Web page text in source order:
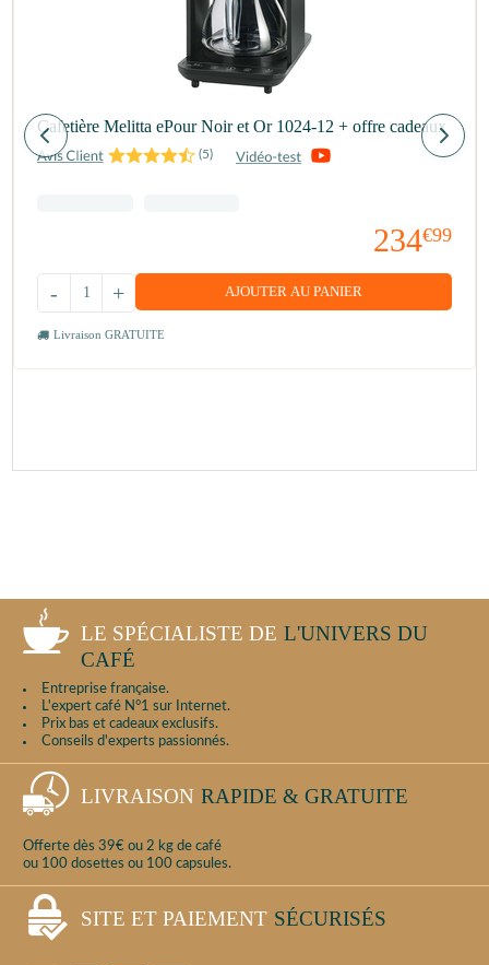
Cafetière Melitta ePour Noir et Or 1024-12 + offre cadeaux
(5)
234€99
+
- AJOUTER AU PANIER
Livraison GRATUITE
LE SPÉCIALISTE DE L'UNIVERS DU
CAFÉ
Entreprise française.
L'expert café N°1 sur Internet.
Prix bas et cadeaux exclusifs.
Conseils d'experts passionnés.
LIVRAISON RAPIDE & GRATUITE
Offerte dès 39€ ou 2 kg de café
ou 100 dosettes ou 100 capsules.
SITE ET PAIEMENT SÉCURISÉS